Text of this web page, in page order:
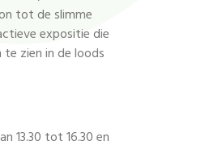
tot de slimme
expositie die
zien in de loods
13.30 tot 16.30 en